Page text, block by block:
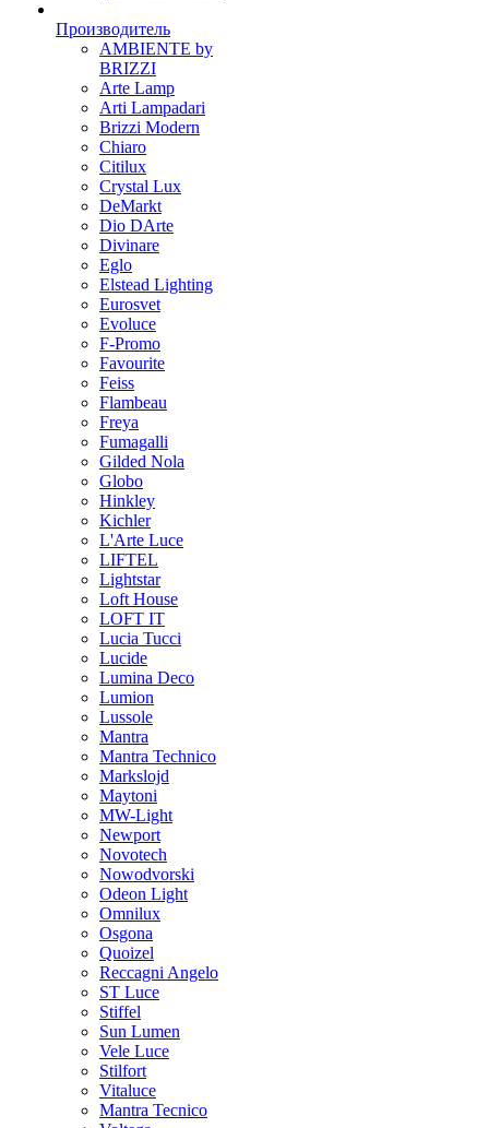
Производитель
AMBIENTE by
BRIZZI
Arte Lamp
Arti Lampadari
Brizzi Modern
Chiaro
Citilux
Crystal Lux
DeMarkt
Dio DArte
Divinare
Eglo
Elstead Lighting
Eurosvet
Evoluce
F-Promo
Favourite
Feiss
Flambeau
Freya
Fumagalli
Gilded Nola
Globo
Hinkley
Kichler
L'Arte Luce
LIFTEL
Lightstar
Loft House
LOFT IT
Lucia Tucci
Lucide
Lumina Deco
Lumion
Lussole
Mantra
Mantra Technico
Markslojd
Maytoni
MW-Light
Newport
Novotech
Nowodvorski
Odeon Light
Omnilux
Osgona
Quoizel
Reccagni Angelo
ST Luce
Stiffel
Sun Lumen
Vele Luce
Stilfort
Vitaluce
Mantra Tecnico